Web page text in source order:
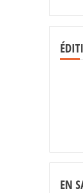
EN